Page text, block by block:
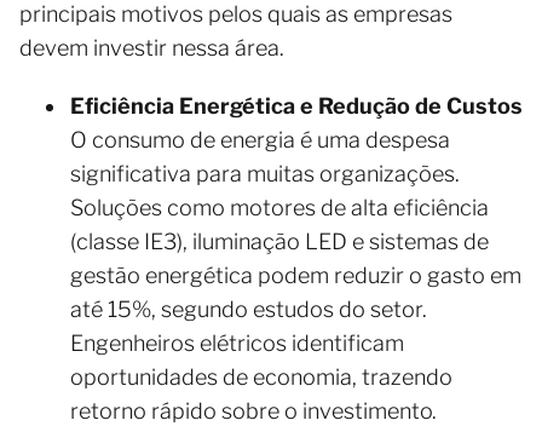
principais motivos pelos quais as empresas
devem investir nessa área.
Eficiência Energética e Redução de Custos
O consumo de energia é uma despesa
significativa para muitas organizações.
Soluções como motores de alta eficiência
(classe IE3), iluminação LED e sistemas de
gestão energética podem reduzir o gasto em
até 15%, segundo estudos do setor.
Engenheiros elétricos identificam
oportunidades de economia, trazendo
retorno rápido sobre o investimento.